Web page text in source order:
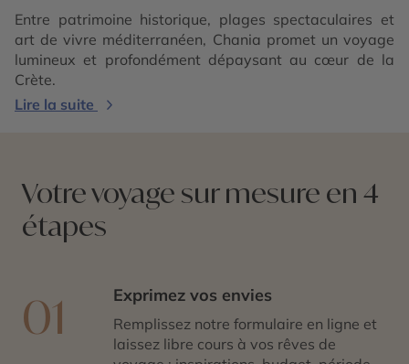
Entre patrimoine historique, plages spectaculaires et
art de vivre méditerranéen, Chania promet un voyage
lumineux et profondément dépaysant au cœur de la
Crète.
Lire la suite
Votre voyage sur mesure en 4
étapes
01 Exprimez vos envies
Remplissez notre formulaire en ligne et
laissez libre cours à vos rêves de